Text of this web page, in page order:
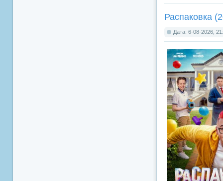
Распаковка
Дата: 6-08-2026,